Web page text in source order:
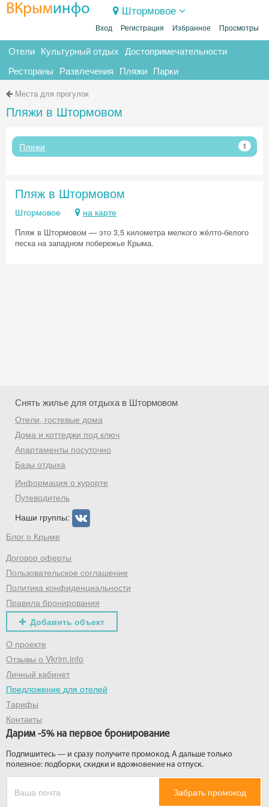
ВКрыминфо Штормовое
Вход Регистрация Избранное Просмотры
Отели Культурный отдых Достопримечательности
Рестораны Развлечения Пляжи Парки
Места для прогулок
Пляжи в Штормовом
Пляжи 1
Пляж в Штормовом
Штормовое на карте
Пляж в Штормовом — это 3,5 километра мелкого жёлто-белого
песка на западном побережье Крыма.
Снять жилье для отдыха в Штормовом
Отели, гостевые дома
Дома и коттеджи под ключ
Апартаменты посуточно
Базы отдыха
Информация о курорте
Путеводитель
Наши группы:
Блог о Крыме
Договор оферты
Пользовательское соглашение
Политика конфиденциальности
Правила бронирования
Добавить объект
О проекте
Отзывы о Vkrim.info
Личный кабинет
Предложение для отелей
Тарифы
Контакты
Дарим -5% на первое бронирование
Подпишитесь — и сразу получите промокод. А дальше только
полезное: подборки, скидки и вдохновение на отпуск.
Забрать промокод
Скидка −5%
Хочешь дешевле? Оставь почту и получи
промокод на первое бронирование!